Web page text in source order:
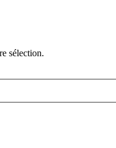
sélection.